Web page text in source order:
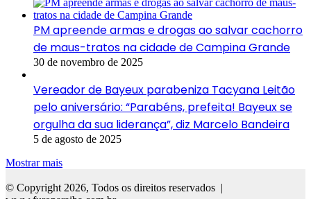
PM apreende armas e drogas ao salvar cachorro
de maus-tratos na cidade de Campina Grande
30 de novembro de 2025
Vereador de Bayeux parabeniza Tacyana Leitão
pelo aniversário: “Parabéns, prefeita! Bayeux se
orgulha da sua liderança”, diz Marcelo Bandeira
5 de agosto de 2025
Mostrar mais
© Copyright 2026, Todos os direitos reservados |